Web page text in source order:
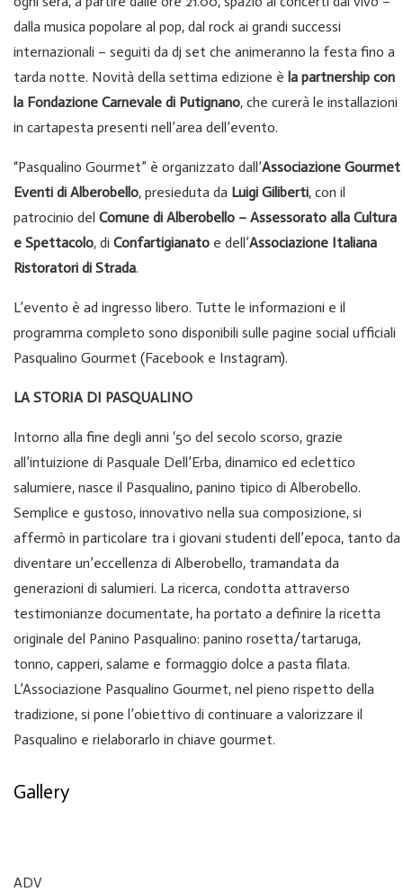
dalla musica popolare al pop, dal rock ai grandi successi
internazionali – seguiti da dj set che animeranno la festa fino a
tarda notte. Novità della settima edizione è la partnership con
la Fondazione Carnevale di Putignano, che curerà le installazioni
in cartapesta presenti nell’area dell’evento.
“Pasqualino Gourmet” è organizzato dall’Associazione Gourmet
Eventi di Alberobello, presieduta da Luigi Giliberti, con il
patrocinio del Comune di Alberobello – Assessorato alla Cultura
e Spettacolo, di Confartigianato e dell’Associazione Italiana
Ristoratori di Strada.
L’evento è ad ingresso libero. Tutte le informazioni e il
programma completo sono disponibili sulle pagine social ufficiali
Pasqualino Gourmet (Facebook e Instagram).
LA STORIA DI PASQUALINO
Intorno alla fine degli anni ‘50 del secolo scorso, grazie
all’intuizione di Pasquale Dell’Erba, dinamico ed eclettico
salumiere, nasce il Pasqualino, panino tipico di Alberobello.
Semplice e gustoso, innovativo nella sua composizione, si
affermò in particolare tra i giovani studenti dell’epoca, tanto da
diventare un’eccellenza di Alberobello, tramandata da
generazioni di salumieri. La ricerca, condotta attraverso
testimonianze documentate, ha portato a definire la ricetta
originale del Panino Pasqualino: panino rosetta/tartaruga,
tonno, capperi, salame e formaggio dolce a pasta filata.
L’Associazione Pasqualino Gourmet, nel pieno rispetto della
tradizione, si pone l’obiettivo di continuare a valorizzare il
Pasqualino e rielaborarlo in chiave gourmet.
Gallery
ADV